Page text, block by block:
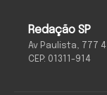
Redação SP
Av Paulista, 777
CEP: 01311-914